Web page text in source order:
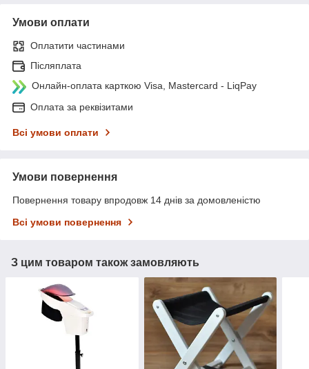
Умови оплати
Оплатити частинами
Післяплата
Онлайн-оплата карткою Visa, Mastercard - LiqPay
Оплата за реквізитами
Всі умови оплати
Умови повернення
Повернення товару впродовж 14 днів за домовленістю
Всі умови повернення
З цим товаром також замовляють